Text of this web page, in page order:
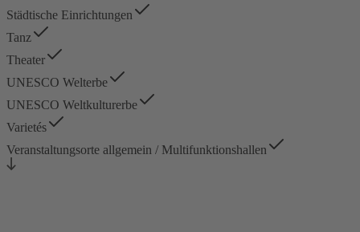
Städtische Einrichtungen
Tanz
Theater
UNESCO Welterbe
UNESCO Weltkulturerbe
Varietés
Veranstaltungsorte allgemein / Multifunktionshallen